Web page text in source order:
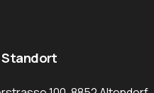
Standort